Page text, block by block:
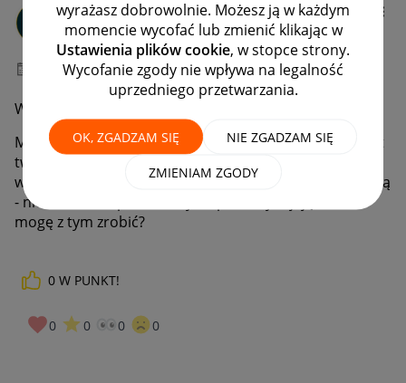
wyrażasz dobrowolnie. Możesz ją w każdym
momencie wycofać lub zmienić klikając w
Ustawienia plików cookie, w stopce strony.
Wycofanie zgody nie wpływa na legalność
uprzedniego przetwarzania.
OK, ZGADZAM SIĘ NIE ZGADZAM SIĘ
ZMIENIAM ZGODY
KARTEL_GRACZY
#7 Wielbiciel
‎10-05-2021 21:43
Witam
Mam problem z pracownikiem Allegro. Usuwa mi ofert
twierdząc, że naruszają regulamin. Gdy poprosiłem o
wskazanie w jaki dokładnie punkt regulaminu naruszają
- nie udziela odpowiedzi tylko pisze wymijająco. Co
mogę z tym zrobić?
0 W PUNKT!
0 0 0 0